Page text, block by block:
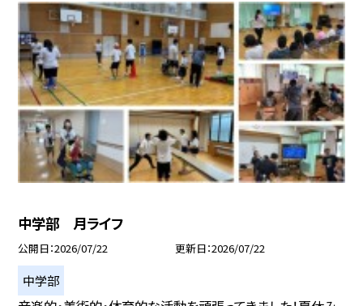
中学部 月ライフ
公開日 2026/07/22 更新日 2026/07/22
中学部